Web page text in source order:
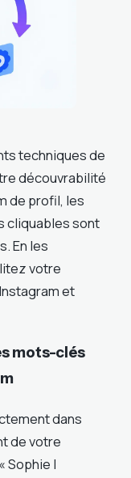
techniques de
découvrabilité
de profil, les
cliquables sont
En les
votre
et
mots-clés
dans
de votre
Sophie |